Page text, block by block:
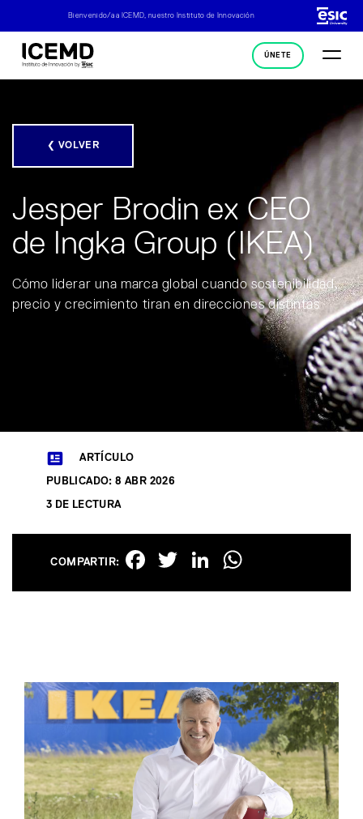
Bienvenido/a a ICEMD, nuestro Instituto de Innovación
ÚNETE
❮ VOLVER
Jesper Brodin ex CEO
de Ingka Group (IKEA)
Cómo liderar una marca global cuando sostenibilidad,
precio y crecimiento tiran en direcciones distintas
ARTÍCULO
PUBLICADO: 8 ABR 2026
3 DE LECTURA
COMPARTIR: Facebook
TwitterLinkedIn